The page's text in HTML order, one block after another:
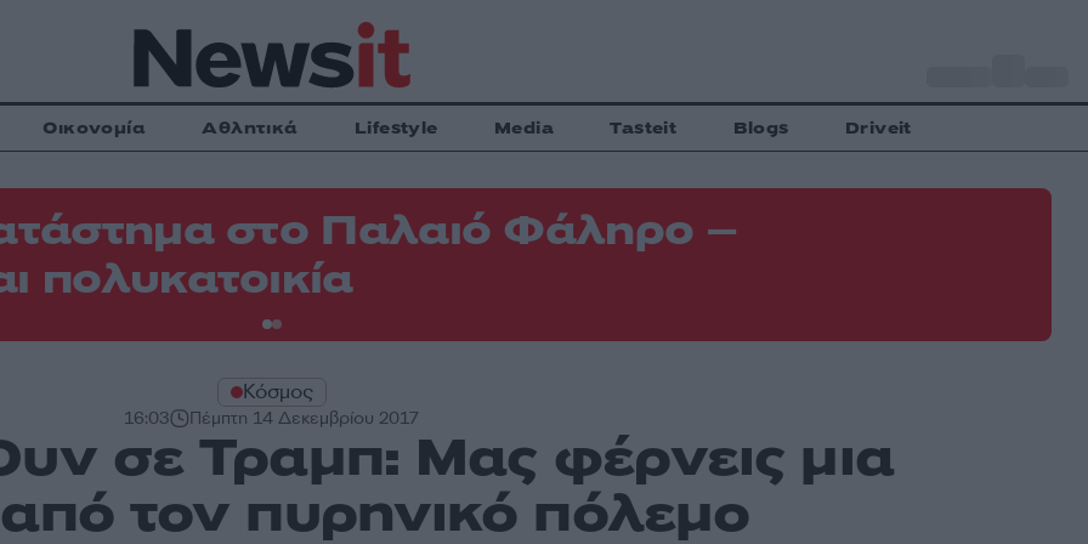
Οικονομία Αθλητικά Lifestyle Media Tasteit Blogs Driveit
στο Παλαιό Φάληρο –
πολυκατοικία
Κόσμος
16:03 Πέμπτη 14 Δεκεμβρίου 2017
σε Τραμπ: Μας φέρνεις μια
τον πυρηνικό πόλεμο